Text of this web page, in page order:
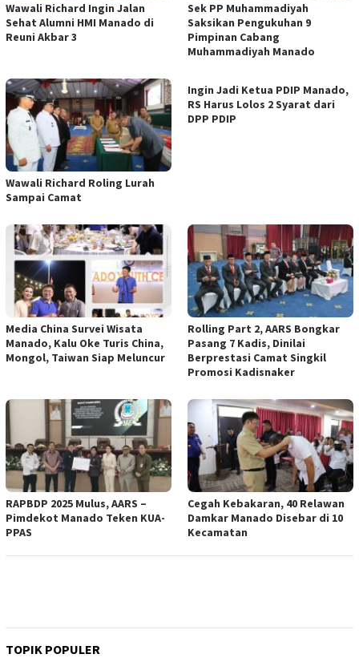
Wawali Richard Ingin Jalan
Sehat Alumni HMI Manado di
Reuni Akbar 3
Sek PP Muhammadiyah
Saksikan Pengukuhan 9
Pimpinan Cabang
Muhammadiyah Manado
Wawali Richard Roling Lurah
Sampai Camat
Ingin Jadi Ketua PDIP Manado,
RS Harus Lolos 2 Syarat dari
DPP PDIP
Media China Survei Wisata
Manado, Kalu Oke Turis China,
Mongol, Taiwan Siap Meluncur
Rolling Part 2, AARS Bongkar
Pasang 7 Kadis, Dinilai
Berprestasi Camat Singkil
Promosi Kadisnaker
RAPBDP 2025 Mulus, AARS –
Pimdekot Manado Teken KUA-
PPAS
Cegah Kebakaran, 40 Relawan
Damkar Manado Disebar di 10
Kecamatan
TOPIK POPULER